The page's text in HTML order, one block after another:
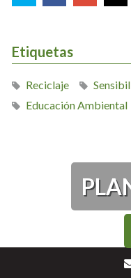
Etiquetas
Reciclaje
Educación Ambiental